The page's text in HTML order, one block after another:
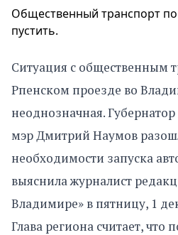
Общественный транспорт по
пустить.
Ситуация с общественным
Рпенском проезде во
неоднозначная.
мэр Дмитрий Наумов
необходимости запуска
выяснила журналист
Владимире» в пятницу, 1
Глава региона считает,